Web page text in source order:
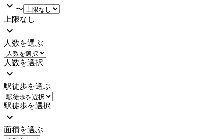
〜
上限なし
人数を選ぶ
人数を選択
駅徒歩を選ぶ
駅徒歩を選択
面積を選ぶ